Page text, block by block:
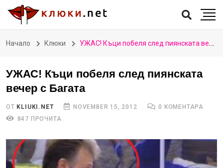
Начало Клюки УЖАС! Къци побеля след пиянската вечер с Багата
УЖАС! Къци побеля след пиянската
вечер с Багата
ОТ KLIUKI.NET NOVEMBER 15, 2012
0 КОМЕНТАРА
847 ПРОЧИТА